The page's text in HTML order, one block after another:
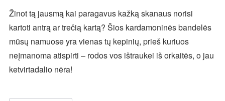
Žinot tą jausmą kai paragavus kažką skanaus norisi
kartoti antrą ar trečią kartą? Šios kardamoninės bandelės
mūsų namuose yra vienas tų kepinių, prieš kuriuos
neįmanoma atispirti – rodos vos ištraukei iš orkaitės, o jau
ketvirtadalio nėra!